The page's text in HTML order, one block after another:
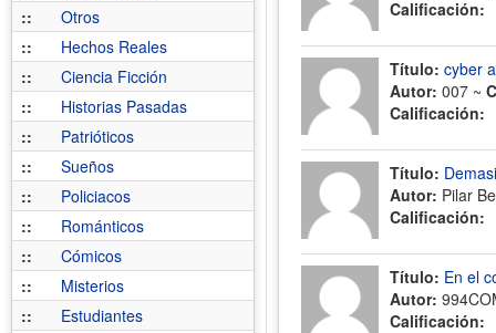
::
Otros
::
Hechos Reales
::
Ciencia Ficción
::
Historias Pasadas
::
Patrióticos
::
Sueños
::
Policiacos
::
Románticos
::
Cómicos
::
Misterios
::
Estudiantes
Calificación:
Título: cyber
Autor: 007 ~
Calificación:
Título:
Autor: Pilar
Calificación:
Título: En el
Autor:
Calificación: